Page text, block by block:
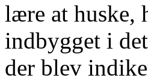
lære at huske,
indbygget i
der blev